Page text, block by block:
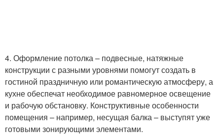
4. Оформление потолка – подвесные, натяжные
конструкции с разными уровнями помогут создать в
гостиной праздничную или романтическую атмосферу, а
кухне обеспечат необходимое равномерное освещение
и рабочую обстановку. Конструктивные особенности
помещения – например, несущая балка – выступят уже
готовыми зонирующими элементами.